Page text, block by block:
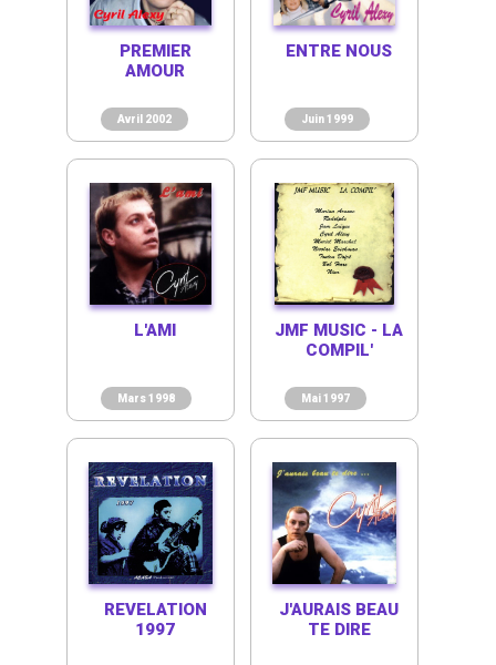
Avril 2002
PREMIER
AMOUR
Juin 1999
ENTRE NOUS
Mars 1998
L'AMI
Mai 1997
JMF MUSIC - LA
COMPIL'
REVELATION
1997
J'AURAIS BEAU
TE DIRE